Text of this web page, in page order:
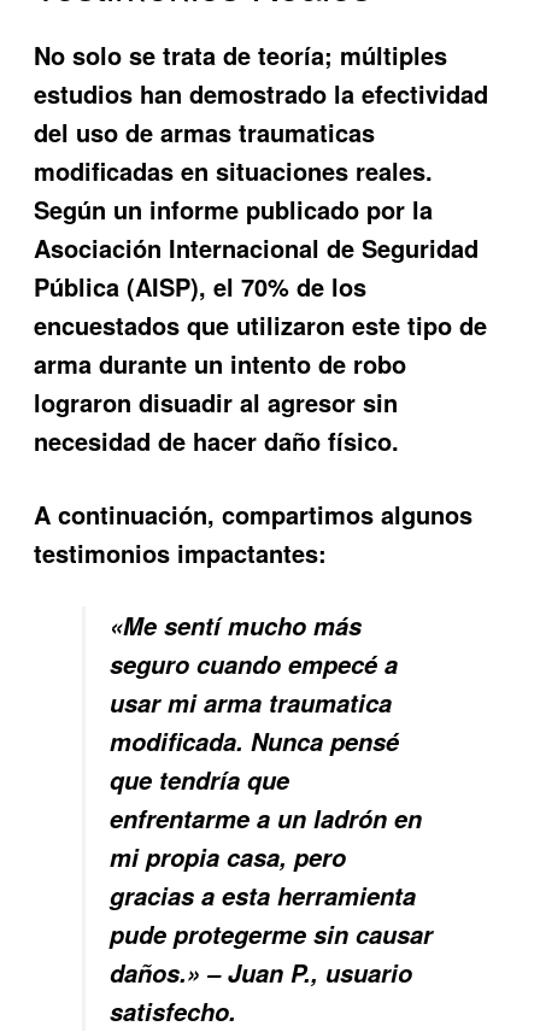
No solo se trata de teoría; múltiples
estudios han demostrado la efectividad
del uso de armas traumaticas
modificadas en situaciones reales.
Según un informe publicado por la
Asociación Internacional de Seguridad
Pública (AISP), el 70% de los
encuestados que utilizaron este tipo de
arma durante un intento de robo
lograron disuadir al agresor sin
necesidad de hacer daño físico.
A continuación, compartimos algunos
testimonios impactantes:
«Me sentí mucho más
seguro cuando empecé a
usar mi arma traumatica
modificada. Nunca pensé
que tendría que
enfrentarme a un ladrón en
mi propia casa, pero
gracias a esta herramienta
pude protegerme sin causar
daños.» – Juan P., usuario
satisfecho.